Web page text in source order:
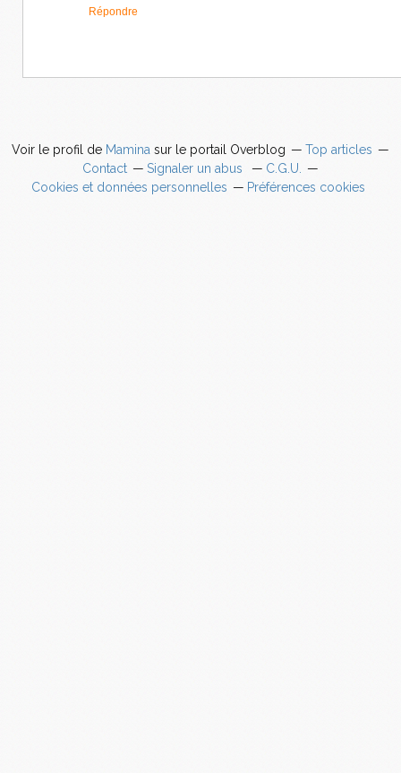
Répondre
Voir le profil de Mamina sur le portail Overblog
Top articles
Contact
Signaler un abus
C.G.U.
Cookies et données personnelles
Préférences cookies